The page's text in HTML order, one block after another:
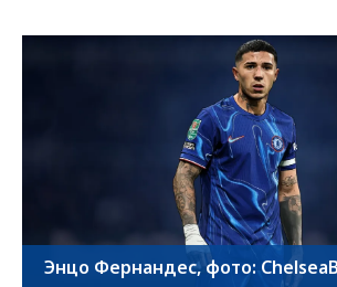
Энцо Фернандес, фото: